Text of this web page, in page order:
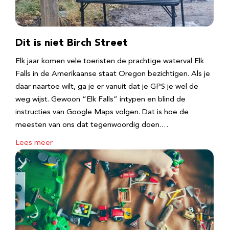
Dit is niet Birch Street
Elk jaar komen vele toeristen de prachtige waterval Elk
Falls in de Amerikaanse staat Oregon bezichtigen. Als je
daar naartoe wilt, ga je er vanuit dat je GPS je wel de
weg wijst. Gewoon “Elk Falls” intypen en blind de
instructies van Google Maps volgen. Dat is hoe de
meesten van ons dat tegenwoordig doen.…
Lees meer